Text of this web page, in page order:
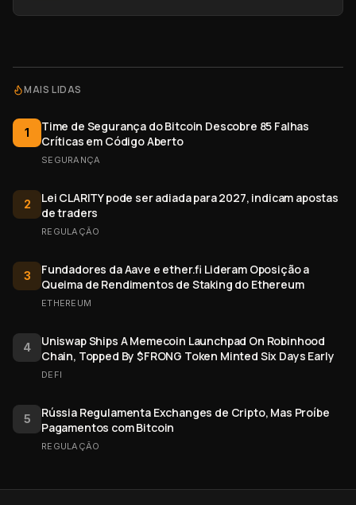
MAIS LIDAS
1
Time de Segurança do Bitcoin Descobre 85 Falhas
Críticas em Código Aberto
SEGURANÇA
2
Lei CLARITY pode ser adiada para 2027, indicam apostas
de traders
REGULAÇÃO
3
Fundadores da Aave e ether.fi Lideram Oposição a
Queima de Rendimentos de Staking do Ethereum
ETHEREUM
4
Uniswap Ships A Memecoin Launchpad On Robinhood
Chain, Topped By $FRONG Token Minted Six Days Early
DEFI
5
Rússia Regulamenta Exchanges de Cripto, Mas Proíbe
Pagamentos com Bitcoin
REGULAÇÃO